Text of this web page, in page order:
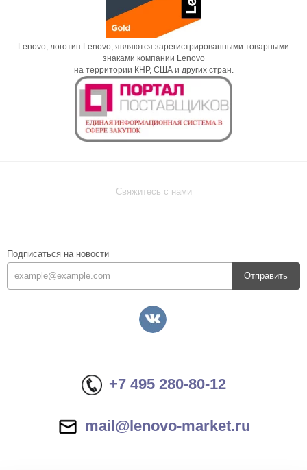
Lenovo, логотип Lenovo, являются зарегистрированными товарными
знаками компании Lenovo
на территории КНР, США и других стран.
Свяжитесь с нами
Подписаться на новости
Отправить
+7 495 280-80-12
mail@lenovo-market.ru